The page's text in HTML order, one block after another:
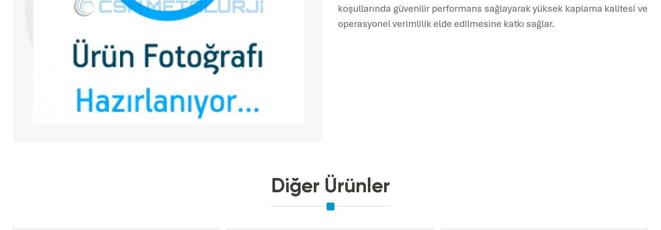
Planet Çelik Halat Makineleri
Endüstriyel Isıl İşlem Fırınları
Sıcak Daldırma Galvaniz Hatları İçin Yedek
Tel Çekme Hatları İçin Yedek Parça Ve
Yardımcı Ekipmanlar
koşullarında güvenilir performans sağlayarak yüksek kaplama kalitesi ve
operasyonel verimlilik elde edilmesine katkı sağlar.
Diğer Ürünler